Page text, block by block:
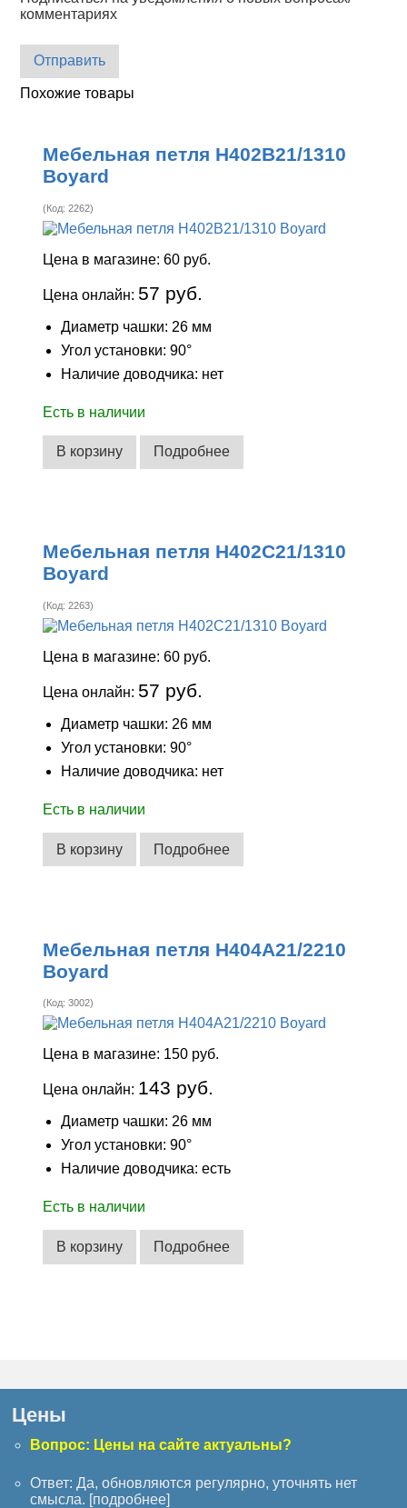
комментариях
Отправить
Похожие товары
Мебельная петля H402B21/1310
Boyard
(Код:2262)
Цена в магазине:60 руб.
Цена онлайн: 57 руб.
Диаметр чашки: 26 мм
Угол установки: 90°
Наличие доводчика: нет
Есть в наличии
В корзину Подробнее
Мебельная петля H402C21/1310
Boyard
(Код:2263)
Цена в магазине:60 руб.
Цена онлайн: 57 руб.
Диаметр чашки: 26 мм
Угол установки: 90°
Наличие доводчика: нет
Есть в наличии
В корзину Подробнее
Мебельная петля H404A21/2210
Boyard
(Код:3002)
Цена в магазине: 150 руб.
Цена онлайн: 143 руб.
Диаметр чашки: 26 мм
Угол установки: 90°
Наличие доводчика: есть
Есть в наличии
В корзину Подробнее
Цены
Вопрос: Цены на сайте актуальны?
Ответ: Да, обновляются регулярно, уточнять нет
смысла. [подробнее]